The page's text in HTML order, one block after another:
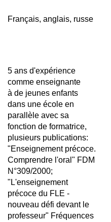
Français, anglais, russe
5 ans d'expérience
comme enseignante
à de jeunes enfants
dans une école en
parallèle avec sa
fonction de formatrice,
plusieurs publications:
"Enseignement précoce.
Comprendre l'oral" FDM
N°309/2000;
"L'enseignement
précoce du FLE -
nouveau défi devant le
professeur" Fréquences